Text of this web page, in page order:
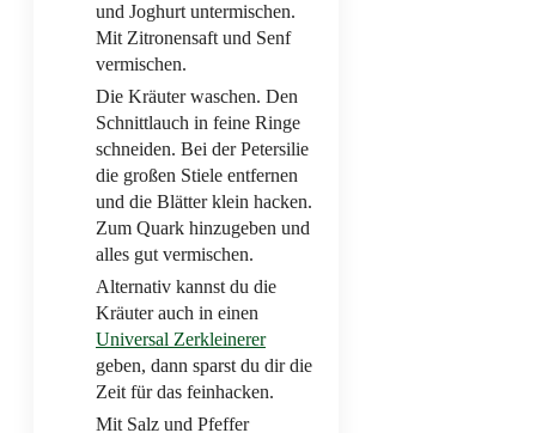
und Joghurt untermischen.
Mit Zitronensaft und Senf
vermischen.
Die Kräuter waschen. Den
Schnittlauch in feine Ringe
schneiden. Bei der Petersilie
die großen Stiele entfernen
und die Blätter klein hacken.
Zum Quark hinzugeben und
alles gut vermischen.
Alternativ kannst du die
Kräuter auch in einen
Universal Zerkleinerer
geben, dann sparst du dir die
Zeit für das feinhacken.
Mit Salz und Pfeffer